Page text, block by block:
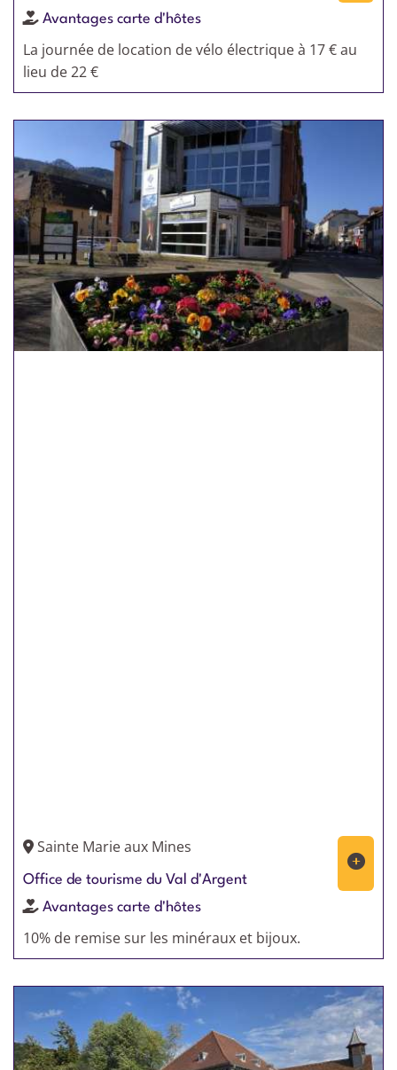
Avantages carte d'hôtes
La journée de location de vélo électrique à 17 € au
lieu de 22 €
Sainte Marie aux Mines
Office de tourisme du Val d'Argent
Avantages carte d'hôtes
10% de remise sur les minéraux et bijoux.